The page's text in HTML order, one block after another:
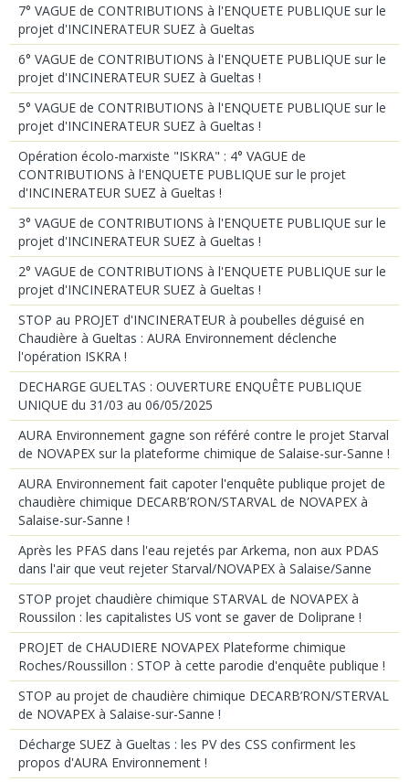
7° VAGUE de CONTRIBUTIONS à l'ENQUETE PUBLIQUE sur le
projet d'INCINERATEUR SUEZ à Gueltas
6° VAGUE de CONTRIBUTIONS à l'ENQUETE PUBLIQUE sur le
projet d'INCINERATEUR SUEZ à Gueltas !
5° VAGUE de CONTRIBUTIONS à l'ENQUETE PUBLIQUE sur le
projet d'INCINERATEUR SUEZ à Gueltas !
Opération écolo-marxiste "ISKRA" : 4° VAGUE de
CONTRIBUTIONS à l'ENQUETE PUBLIQUE sur le projet
d'INCINERATEUR SUEZ à Gueltas !
3° VAGUE de CONTRIBUTIONS à l'ENQUETE PUBLIQUE sur le
projet d'INCINERATEUR SUEZ à Gueltas !
2° VAGUE de CONTRIBUTIONS à l'ENQUETE PUBLIQUE sur le
projet d'INCINERATEUR SUEZ à Gueltas !
STOP au PROJET d'INCINERATEUR à poubelles déguisé en
Chaudière à Gueltas : AURA Environnement déclenche
l'opération ISKRA !
DECHARGE GUELTAS : OUVERTURE ENQUÊTE PUBLIQUE
UNIQUE du 31/03 au 06/05/2025
AURA Environnement gagne son référé contre le projet Starval
de NOVAPEX sur la plateforme chimique de Salaise-sur-Sanne !
AURA Environnement fait capoter l'enquête publique projet de
chaudière chimique DECARB’RON/STARVAL de NOVAPEX à
Salaise-sur-Sanne !
Après les PFAS dans l'eau rejetés par Arkema, non aux PDAS
dans l'air que veut rejeter Starval/NOVAPEX à Salaise/Sanne
STOP projet chaudière chimique STARVAL de NOVAPEX à
Roussilon : les capitalistes US vont se gaver de Doliprane !
PROJET de CHAUDIERE NOVAPEX Plateforme chimique
Roches/Roussillon : STOP à cette parodie d'enquête publique !
STOP au projet de chaudière chimique DECARB’RON/STERVAL
de NOVAPEX à Salaise-sur-Sanne !
Décharge SUEZ à Gueltas : les PV des CSS confirment les
propos d'AURA Environnement !